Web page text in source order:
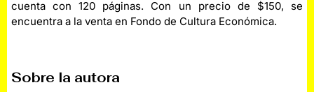
cuenta con 120 páginas. Con un precio de $150, se
encuentra a la venta en Fondo de Cultura Económica.
Sobre la autora